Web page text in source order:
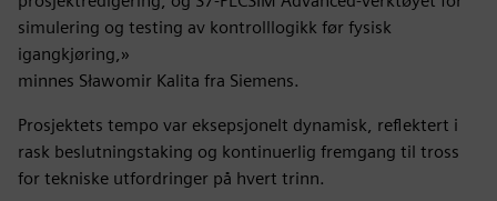
simulering og testing av kontrolllogikk før fysisk
igangkjøring,»
minnes Sławomir Kalita fra Siemens.
Prosjektets tempo var eksepsjonelt dynamisk, reflektert i
rask beslutningstaking og kontinuerlig fremgang til tross
for tekniske utfordringer på hvert trinn.